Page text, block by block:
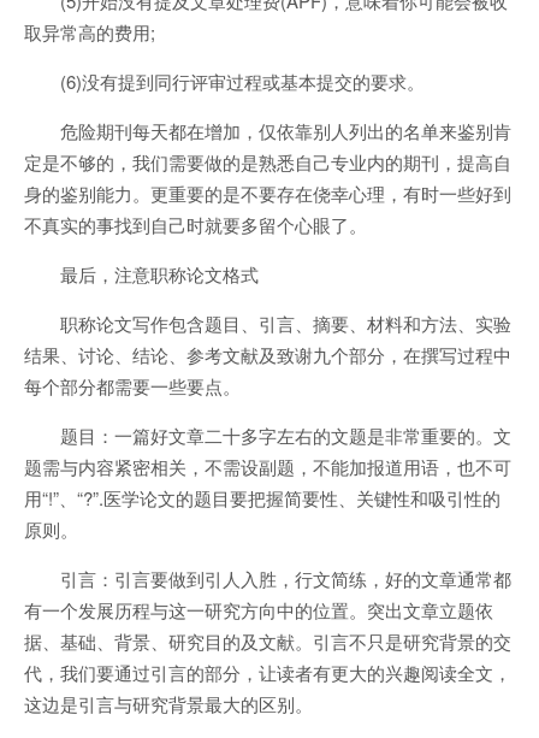
取异常高的费用;
(6)没有提到同行评审过程或基本提交的要求。
危险期刊每天都在增加，仅依靠别人列出的名单来鉴别肯
定是不够的，我们需要做的是熟悉自己专业内的期刊，提高自
身的鉴别能力。更重要的是不要存在侥幸心理，有时一些好到
不真实的事找到自己时就要多留个心眼了。
最后，注意职称论文格式
职称论文写作包含题目、引言、摘要、材料和方法、实验
结果、讨论、结论、参考文献及致谢九个部分，在撰写过程中
每个部分都需要一些要点。
题目：一篇好文章二十多字左右的文题是非常重要的。文
题需与内容紧密相关，不需设副题，不能加报道用语，也不可
用“!”、“?”.医学论文的题目要把握简要性、关键性和吸引性的
原则。
引言：引言要做到引人入胜，行文简练，好的文章通常都
有一个发展历程与这一研究方向中的位置。突出文章立题依
据、基础、背景、研究目的及文献。引言不只是研究背景的交
代，我们要通过引言的部分，让读者有更大的兴趣阅读全文，
这边是引言与研究背景最大的区别。